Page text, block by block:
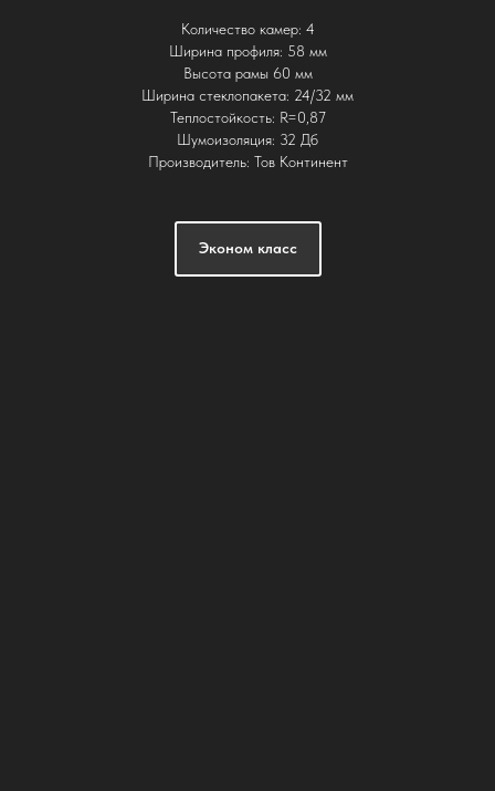
Количество камер: 4
Ширина профиля: 58 мм
Высота рамы 60 мм
Ширина стеклопакета: 24/32 мм
Теплостойкость: R=0,87
Шумоизоляция: 32 Дб
Производитель: Тов Континент
Эконом класс